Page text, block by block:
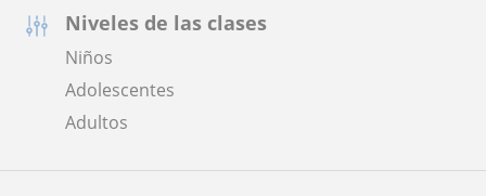
Niveles de las clases
Niños
Adolescentes
Adultos